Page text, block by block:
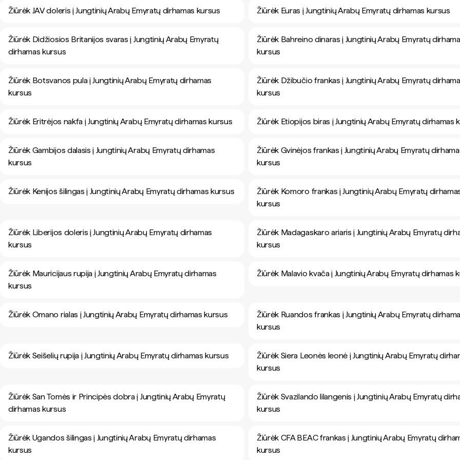
Žiūrėk JAV doleris į Jungtinių Arabų Emyratų dirhamas kursus
Žiūrėk Euras į Jungtinių Arabų Emyratų dirhamas kursus
Žiūrėk Didžiosios Britanijos svaras į Jungtinių Arabų Emyratų
dirhamas kursus
Žiūrėk Bahreino dinaras į Jungtinių Arabų Emyratų
kursus
Žiūrėk Botsvanos pula į Jungtinių Arabų Emyratų dirhamas
kursus
Žiūrėk Džibučio frankas į Jungtinių Arabų Emyratų
kursus
Žiūrėk Eritrėjos nakfa į Jungtinių Arabų Emyratų dirhamas kursus Žiūrėk Etiopijos biras į Jungtinių Arabų Emyratų dirhamas
Žiūrėk Gambijos dalasis į Jungtinių Arabų Emyratų dirhamas
kursus
Žiūrėk Gvinėjos frankas į Jungtinių Arabų Emyratų
kursus
Žiūrėk Kenijos šilingas į Jungtinių Arabų Emyratų dirhamas kursus
Žiūrėk Komoro frankas į Jungtinių Arabų Emyratų
kursus
Žiūrėk Liberijos doleris į Jungtinių Arabų Emyratų dirhamas
kursus
Žiūrėk Madagaskaro ariaris į Jungtinių Arabų Emyratų
kursus
Žiūrėk Mauricijaus rupija į Jungtinių Arabų Emyratų dirhamas
kursus
Žiūrėk Malavio kvača į Jungtinių Arabų Emyratų dirhamas
Žiūrėk Omano rialas į Jungtinių Arabų Emyratų dirhamas kursus
Žiūrėk Ruandos frankas į Jungtinių Arabų Emyratų
kursus
Žiūrėk Seišelių rupija į Jungtinių Arabų Emyratų dirhamas kursus
Žiūrėk Siera Leonės leonė į Jungtinių Arabų Emyratų
kursus
Žiūrėk San Tomės ir Principės dobra į Jungtinių Arabų Emyratų
dirhamas kursus
Žiūrėk Svazilando lilangenis į Jungtinių Arabų Emyratų
kursus
Žiūrėk Ugandos šilingas į Jungtinių Arabų Emyratų dirhamas
kursus
Žiūrėk CFA BEAC frankas į Jungtinių Arabų Emyratų
kursus